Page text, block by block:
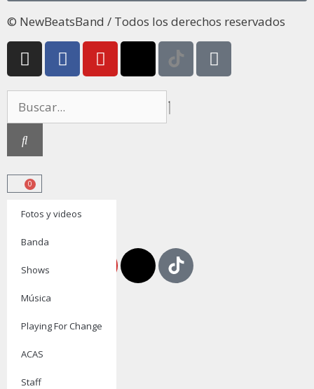
© NewBeatsBand / Todos los derechos reservados
0
Fotos y videos
Banda
Shows
Música
Playing For Change
ACAS
Staff
ENTRADAS